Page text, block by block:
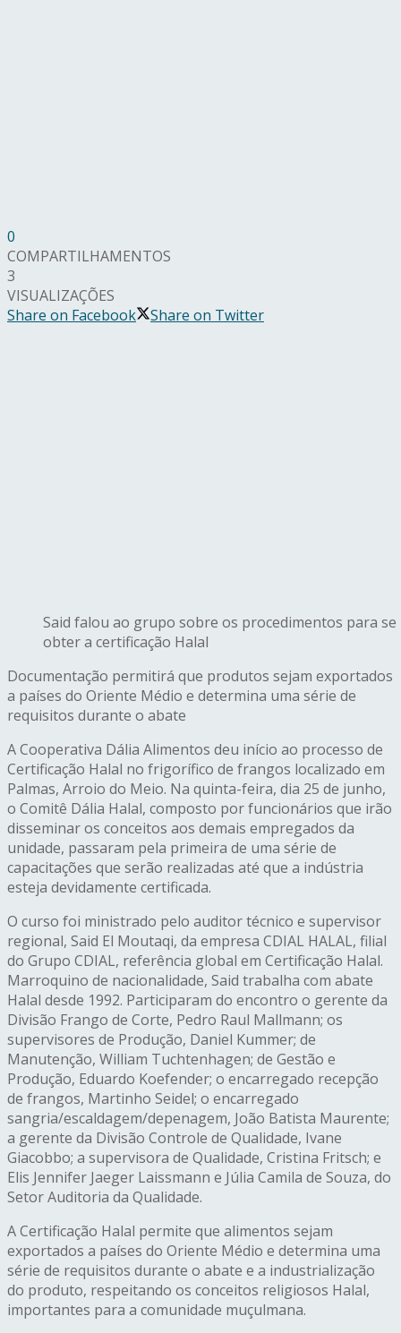
0
COMPARTILHAMENTOS
3
VISUALIZAÇÕES
Share on Facebook
Share on Twitter
Said falou ao grupo sobre os procedimentos para se
obter a certificação Halal
Documentação permitirá que produtos sejam exportados
a países do Oriente Médio e determina uma série de
requisitos durante o abate
A Cooperativa Dália Alimentos deu início ao processo de
Certificação Halal no frigorífico de frangos localizado em
Palmas, Arroio do Meio. Na quinta-feira, dia 25 de junho,
o Comitê Dália Halal, composto por funcionários que irão
disseminar os conceitos aos demais empregados da
unidade, passaram pela primeira de uma série de
capacitações que serão realizadas até que a indústria
esteja devidamente certificada.
O curso foi ministrado pelo auditor técnico e supervisor
regional, Said El Moutaqi, da empresa CDIAL HALAL, filial
do Grupo CDIAL, referência global em Certificação Halal.
Marroquino de nacionalidade, Said trabalha com abate
Halal desde 1992. Participaram do encontro o gerente da
Divisão Frango de Corte, Pedro Raul Mallmann; os
supervisores de Produção, Daniel Kummer; de
Manutenção, William Tuchtenhagen; de Gestão e
Produção, Eduardo Koefender; o encarregado recepção
de frangos, Martinho Seidel; o encarregado
sangria/escaldagem/depenagem, João Batista Maurente;
a gerente da Divisão Controle de Qualidade, Ivane
Giacobbo; a supervisora de Qualidade, Cristina Fritsch; e
Elis Jennifer Jaeger Laissmann e Júlia Camila de Souza, do
Setor Auditoria da Qualidade.
A Certificação Halal permite que alimentos sejam
exportados a países do Oriente Médio e determina uma
série de requisitos durante o abate e a industrialização
do produto, respeitando os conceitos religiosos Halal,
importantes para a comunidade muçulmana.